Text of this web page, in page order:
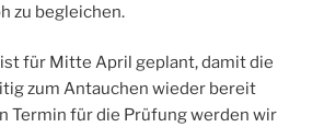
zu begleichen.
für Mitte April geplant, damit die
zum Antauchen wieder bereit
Termin für die Prüfung werden wir